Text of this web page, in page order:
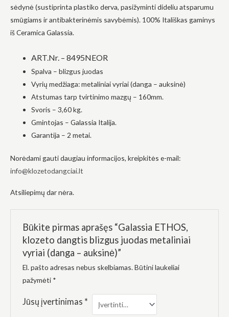
sėdynė (sustiprinta plastiko derva, pasižyminti dideliu atsparumu
smūgiams ir antibakterinėmis savybėmis). 100% Itališkas gaminys
iš Ceramica Galassia.
ART.Nr. – 8495NEOR
Spalva – blizgus juodas
Vyrių medžiaga: metaliniai vyriai (danga – auksinė)
Atstumas tarp tvirtinimo mazgų – 160mm.
Svoris – 3,60 kg.
Gmintojas – Galassia Italija.
Garantija – 2 metai.
Norėdami gauti daugiau informacijos, kreipkitės e-mail:
info@klozetodangciai.lt
Atsiliepimų dar nėra.
Būkite pirmas aprašęs “Galassia ETHOS,
klozeto dangtis blizgus juodas metaliniai
vyriai (danga – auksinė)”
El. pašto adresas nebus skelbiamas. Būtini laukeliai
pažymėti *
Jūsų įvertinimas *
Patirtis
veiktų kuo
apsilankymo
metu. Jei
atsisakysite
šių slapukų,
kai kurios
svetainės
išnyks.
Rinkodara
Dalindamiesi
pomėgiais ir
lankotės
svetainėje,
padidinate
galimybę
pamatyti
turinį ir
pasiūlymus.